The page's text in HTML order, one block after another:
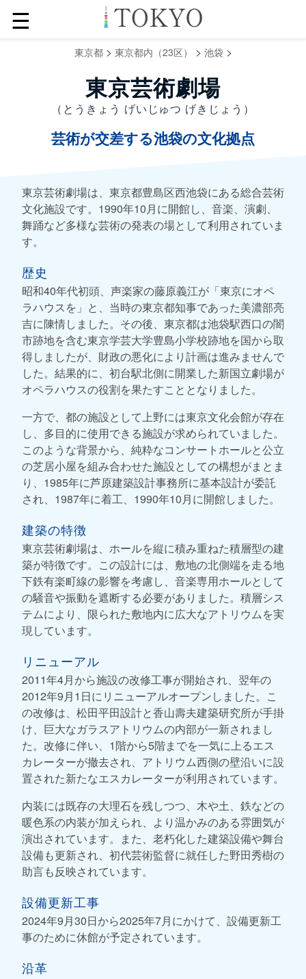
☰
東京都> 東京都内（23区） > 池袋>
東京芸術劇場
（とうきょう げいじゅつ げきじょう）
芸術が交差する池袋の文化拠点
東京芸術劇場は、東京都豊島区西池袋にある総合芸術
文化施設です。1990年10月に開館し、音楽、演劇、
舞踊など多様な芸術の発表の場として利用されていま
す。
歴史
昭和40年代初頭、声楽家の藤原義江が「東京にオペ
ラハウスを」と、当時の東京都知事であった美濃部亮
吉に陳情しました。その後、東京都は池袋駅西口の闇
市跡地を含む東京学芸大学豊島小学校跡地を国から取
得しましたが、財政の悪化により計画は進みませんで
した。結果的に、初台駅北側に開業した新国立劇場が
オペラハウスの役割を果たすこととなりました。
一方で、都の施設として上野には東京文化会館が存在
し、多目的に使用できる施設が求められていました。
このような背景から、純粋なコンサートホールと公立
の芝居小屋を組み合わせた施設としての構想がまとま
り、1985年に芦原建築設計事務所に基本設計が委託
され、1987年に着工、1990年10月に開館しました。
建築の特徴
東京芸術劇場は、ホールを縦に積み重ねた積層型の建
築が特徴です。この設計には、敷地の北側端を走る地
下鉄有楽町線の影響を考慮し、音楽専用ホールとして
の騒音や振動を遮断する必要がありました。積層シス
テムにより、限られた敷地内に広大なアトリウムを実
現しています。
リニューアル
2011年4月から施設の改修工事が開始され、翌年の
2012年9月1日にリニューアルオープンしました。こ
の改修は、松田平田設計と香山壽夫建築研究所が手掛
け、巨大なガラスアトリウムの内部が一新されまし
た。改修に伴い、1階から5階までを一気に上るエス
カレーターが撤去され、アトリウム西側の壁沿いに設
置された新たなエスカレーターが利用されています。
内装には既存の大理石を残しつつ、木や土、鉄などの
暖色系の内装が加えられ、より温かみのある雰囲気が
演出されています。また、老朽化した建築設備や舞台
設備も更新され、初代芸術監督に就任した野田秀樹の
助言も反映されています。
設備更新工事
2024年9月30日から2025年7月にかけて、設備更新工
事のために休館が予定されています。
沿革